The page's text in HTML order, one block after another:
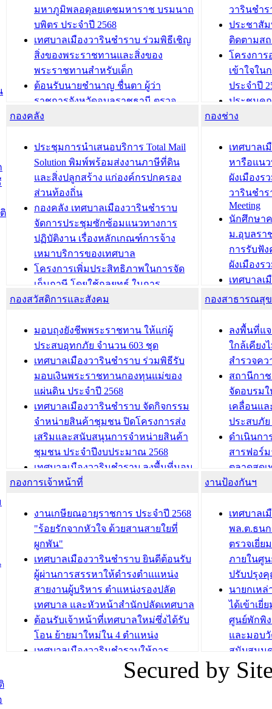
มหาภูมิพลอดุลยเดชมหาราช บรมนาถ
บพิตร ประจำปี 2568
เทศบาลเมืองวารินชำราบ ร่วมพิธีเชิญ
สิ่งของพระราชทานและสิ่งของ
พระราชทานสำหรับเด็ก
ต้อนรับนายชำนาญ ชื่นตา ผู้ว่า
ราชการจังหวัดอุบลราชธานี ตรวจ
ความเรียบร้อยของสถานที่ในการเตรี
องคมนตรี
สำนักทะเบียนท้องถิ่นเทศบาลเมือง
วารินชำราบ ดำเนินการมอบทะเบียน
บ้าน ทร.14 และบัตรประจำตัว
ประชาชนบุคคลประเภท 8 แก่บุคคลที่
ได้รับการเพิ่มชื่อในทะเบียนบ้าน
(ท.ร.14) กรณีคนไม่มีสัญชาติไทยได้รับ
อนุญาตให้มีถิ่นที่อยู่
ประชุมคณะกรรมการประเมินผลการ
ควบคุมภายในของ สำนัก/กอง/
โรงเรียน/ศูนย์พัฒนาเด็กเล็ก/สถานธนา
บทความ อื่นๆ ...
วารินชำร
ประชาสัม
ติดตามส
โครงกา
เข้าใจใน
ประจำปี
ประชุมค
ความเสี่ย
ประชุมที
ชีวา สร้า
ขับเคลื่อน
“เมืองแห่
บทความ อื่นๆ ...
กองคลัง
ประชุมการนำเสนอบริการ Total Mail
Solution พิมพ์พร้อมส่งงานภาษีที่ดิน
และสิ่งปลูกสร้าง แก่องค์กรปกครอง
ส่วนท้องถิ่น
กองคลัง เทศบาลเมืองวารินชำราบ
จัดการประชุมซักซ้อมแนวทางการ
ปฏิบัติงาน เรื่องหลักเกณฑ์การจ้าง
เหมาบริการของเทศบาล
โครงการเพิ่มประสิทธิภาพในการจัด
เก็บภาษี โดยใช้กลยุทธ์ ในการ
พัฒนาการจัดเก็บรายได้ ประจำปี พ.ศ.
เทศบาลเมืองวารินชำราบ ร่วมการ
ประชุมวิชาการระดับนานาชาติและ
นิทรรศการด้านนวัตกรรมท้องถิ่น 2568
และรับรางวัลทีมนักวิจัยดีเด่นจาก
นวัตกรรมโครงการทะเบียนภาษีป้าย
ประชุมผู้เช่าอาคารพาณิชย์ บริเวณ
ถนนเกษมสุขและถนนประทุมเทพภักดี
บทความ อื่นๆ ...
กองช่าง
เทศบาลเ
หารือแน
ผังเมืองร
วารินชำร
Meeting
นักศึกษา
ม.อุบลรา
การรับฟั
ผังเมืองร
เทศบาลเ
โครงการ
เทศบาล
รับฟังคว
ผังเมือง
วารินชำ
เทศบาล
ซักซ้อมแ
ประโยช
บทความ อื่นๆ ...
กองสวัสดิการและสังคม
มอบถุงยังชีพพระราชทาน ให้แก่ผู้
ประสบอุทกภัย จำนวน 603 ชุด
เทศบาลเมืองวารินชำราบ ร่วมพิธีรับ
มอบเงินพระราชทานกองทุนแม่ของ
แผ่นดิน ประจำปี 2568
เทศบาลเมืองวารินชำราบ จัดกิจกรรม
จำหน่ายสินค้าชุมชน ปิดโครงการส่ง
เสริมและสนับสนุนการจำหน่ายสินค้า
ชุมชน ประจำปีงบประมาณ 2568
เทศบาลเมืองวารินชำราบ ลงพื้นที่มอบ
น้ำดื่มแก่ผู้พักอาศัย ณ ศูนย์พักพิง
กองสวัสดิการสังคม เทศบาลเมือง
วารินชำราบ จัดโครงการอบรมอาชีพ
ระยะสั้น ประจำปี 2568 (หลักสูตรการ
ถักทอผลิตภัณฑ์จากถุงพลาสติก)
บทความ อื่นๆ ...
กองสาธารณสุ
ลงพื้นที่แ
ใกล้เคียง
สำรวจค
สถานีกา
จัดอบรม
เคลื่อนแ
ประสบภั
ดำเนินกา
สารฟอร์
ตลาดสดเ
วารินชำร
ถนนแก่เ
เด็กเล็ก
เทศบาลเ
ปรึกษาห
วัยของอ
บทความ อื่นๆ ...
กองการเจ้าหน้าที่
งานเกษียณอายุราชการ ประจำปี 2568
"ร้อยรักจากหัวใจ ด้วยสานสายใยที่
ผูกพัน"
เทศบาลเมืองวารินชำราบ ยินดีต้อนรับ
ผู้ผ่านการสรรหาให้ดำรงตำแแหน่ง
สายงานผู้บริหาร ตำแหน่งรองปลัด
เทศบาล และหัวหน้าสำนักปลัดเทศบาล
ต้อนรับเจ้าหน้าที่เทศบาลใหม่ซึ่งได้รับ
โอน ย้ายมาใหม่ใน 4 ตำแหน่ง
เทศบาลเมืองวารินชำราบให้การ
ต้อนรับพนักงานเทศบาลผู้ผ่านการ
สรรหาให้ดำรงตำแหน่งสายงานผู้
งานป้องกันฯ
เทศบาลเ
พล.ต.ธน
ตรวจเยี่ย
ภายในศู
ปรับปรุง
นายกเห
ได้เข้าเยี่
ศูนย์พักพิ
และมอบ
สนับสนุน
ภัยน้ำท่วม
ภาพบรร
Secured by